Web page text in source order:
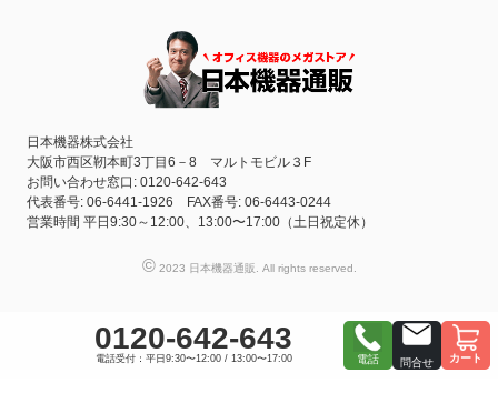
0120-642-643
電話受付：平日9:30〜12:00 / 13:00〜17:00 電話 問合せ カート
日本機器株式会社
大阪市西区靭本町3丁目6－8 マルトモビル３F
お問い合わせ窓口: 0120-642-643
代表番号: 06-6441-1926 FAX番号: 06-6443-0244
営業時間 平日9:30～12:00、13:00〜17:00（土日祝定休）
©2023 日本機器通販. All rights reserved.